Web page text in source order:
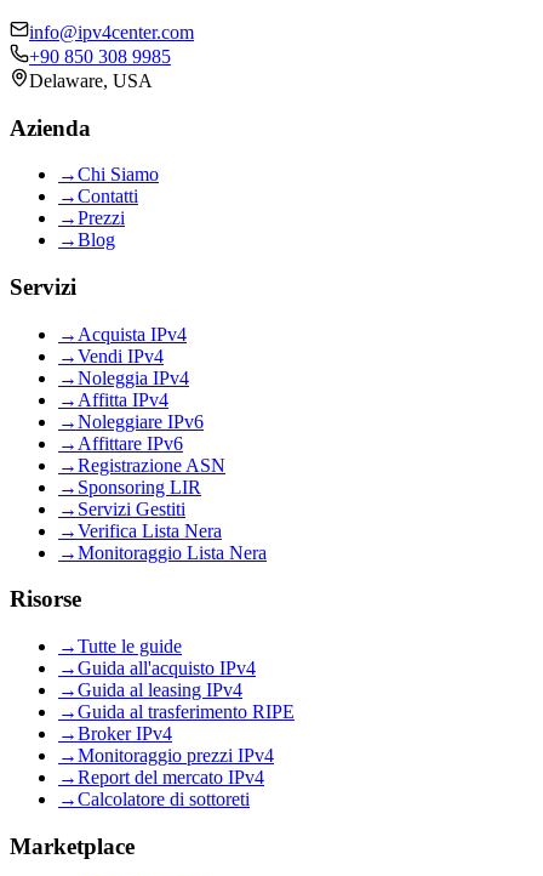
info@ipv4center.com
+90 850 308 9985
Delaware, USA
Azienda
→Chi Siamo
→Contatti
→Prezzi
→Blog
Servizi
→ Acquista IPv4
→Vendi IPv4
→Noleggia IPv4
→ Affitta IPv4
→Noleggiare IPv6
→ Affittare IPv6
→Registrazione ASN
→ Sponsoring LIR
→ Servizi Gestiti
→Verifica Lista Nera
→Monitoraggio Lista Nera
Risorse
→Tutte le guide
→Guida all'acquisto IPv4
→Guida al leasing IPv4
→Guida al trasferimento RIPE
→Broker IPv4
→Monitoraggio prezzi IPv4
→Report del mercato IPv4
→Calcolatore di sottoreti
Marketplace